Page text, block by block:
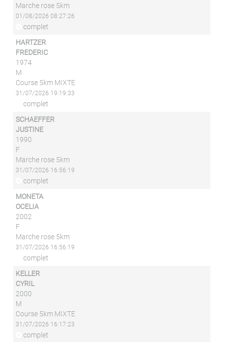
Marche rose 5km
01/08/2026 08:27:26
complet
HARTZER
FREDERIC
1974
M
Course 5km MIXTE
31/07/2026 19:19:33
complet
SCHAEFFER
JUSTINE
1990
F
Marche rose 5km
31/07/2026 16:56:19
complet
MONETA
OCELIA
2002
F
Marche rose 5km
31/07/2026 16:56:19
complet
KELLER
CYRIL
2000
M
Course 5km MIXTE
31/07/2026 16:17:23
complet